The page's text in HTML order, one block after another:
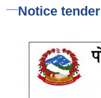
Notice tender